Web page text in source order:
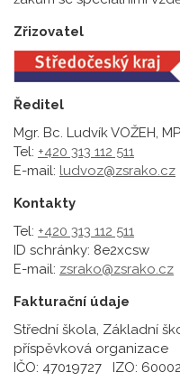
Zřizovatel
Ředitel
Mgr. Bc. Ludvík VOŽEH,
Tel: +420 313 112 511
E-mail: ludvoz@zsrako.cz
Kontakty
Tel: +420 313 112 511
ID schránky: 8e2xcsw
E-mail: zsrako@zsrako.cz
Fakturační údaje
Střední škola, Základní
příspěvková organizace
IČO: 47019727 IZO: